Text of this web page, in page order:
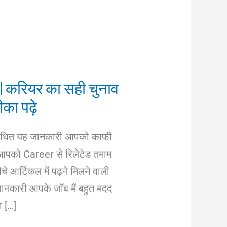
करियर का सही चुनाव
पढ़े
यह जानकारी आपको काफी
आपको Career से रिलेटेड तमाम
आर्टिकल में पढ़ने मिलने वाली
आपके जॉब मैं बहुत मदद
[…]